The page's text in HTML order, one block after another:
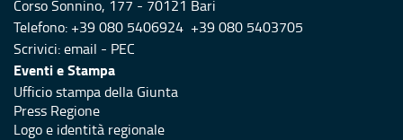
Corso Sonnino, 177 - 70121 Bari
Telefono: +39 080 5406924 +39 080 5403705
Scrivici:email - PEC
Eventi e Stampa
Ufficio stampa della Giunta
Press Regione
Logo e identità regionale